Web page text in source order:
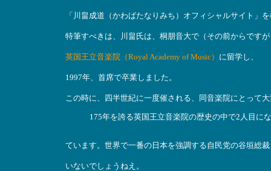
「川畠成道（かわばたなりみち）オフィシャルサイト」
特筆すべきは、川畠氏は、桐朋音大で（その前からです
英国王立音楽院（Royal Academy of Music） に留学し、
1997年、首席で卒業しました。
この時に、四半世紀に一度催される、同音楽院にとって
175年を誇る英国王立音楽院の歴史の中で2人目に
ています。世界で一番の日本を強調する自民党の谷垣総
いないでしょうねえ。